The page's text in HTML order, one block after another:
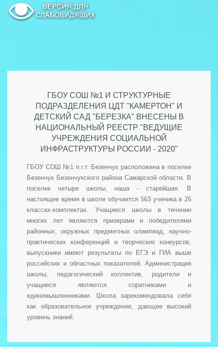
ГБОУ СОШ №1 И СТРУКТУРНЫЕ
ПОДРАЗДЕЛЕНИЯ ЦДТ "КАМЕРТОН" И
ДЕТСКИЙ САД "БЕРЕЗКА" ВНЕСЕНЫ В
НАЦИОНАЛЬНЫЙ РЕЕСТР "ВЕДУЩИЕ
УЧРЕЖДЕНИЯ СОЦИАЛЬНОЙ
ИНФРАСТРУКТУРЫ РОССИИ - 2020"
ГБОУ СОШ №1 п.г.т. Безенчук расположена в поселке
Безенчук Безенчукского района Самарской области. В
поселке четыре школы, наша - старейшая. В
настоящее время в школе обучается 563 ученика в 26
классах-комплектах. Учащиеся школы в течении
многих лет являются призерами и победителями
районных, окружных предметных олимпиад, научно-
практических конференций и творческих конкурсов,
выпускники имеют результаты по ЕГЭ и ГИА выше
российских и областных показателей. Администрация
школы, педагогический коллектив, родители и
учащиеся являются соратниками и
единомышленниками. Школа зарекомендовала себя
как образовательное учреждение, дающее высокий
уровень знаний.